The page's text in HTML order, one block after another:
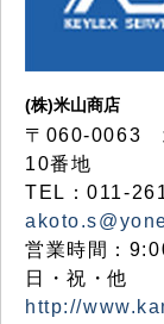
(株)米山商店
〒060-0063
10番地
TEL：011-
営業時間：
日・祝・他
http://